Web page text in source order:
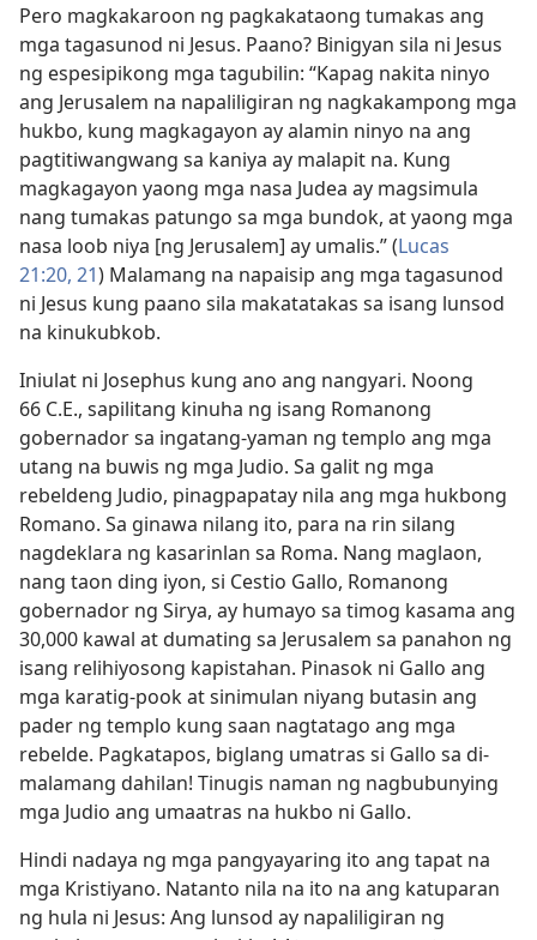
Pero magkakaroon ng pagkakataong tumakas ang
mga tagasunod ni Jesus. Paano? Binigyan sila ni Jesus
ng espesipikong mga tagubilin: “Kapag nakita ninyo
ang Jerusalem na napaliligiran ng nagkakampong mga
hukbo, kung magkagayon ay alamin ninyo na ang
pagtitiwangwang sa kaniya ay malapit na. Kung
magkagayon yaong mga nasa Judea ay magsimula
nang tumakas patungo sa mga bundok, at yaong mga
nasa loob niya [ng Jerusalem] ay umalis.” (Lucas
21:20, 21) Malamang na napaisip ang mga tagasunod
ni Jesus kung paano sila makatatakas sa isang lunsod
na kinukubkob.
Iniulat ni Josephus kung ano ang nangyari. Noong
66 C.E., sapilitang kinuha ng isang Romanong
gobernador sa ingatang-yaman ng templo ang mga
utang na buwis ng mga Judio. Sa galit ng mga
rebeldeng Judio, pinagpapatay nila ang mga hukbong
Romano. Sa ginawa nilang ito, para na rin silang
nagdeklara ng kasarinlan sa Roma. Nang maglaon,
nang taon ding iyon, si Cestio Gallo, Romanong
gobernador ng Sirya, ay humayo sa timog kasama ang
30,000 kawal at dumating sa Jerusalem sa panahon ng
isang relihiyosong kapistahan. Pinasok ni Gallo ang
mga karatig-pook at sinimulan niyang butasin ang
pader ng templo kung saan nagtatago ang mga
rebelde. Pagkatapos, biglang umatras si Gallo sa di-
malamang dahilan! Tinugis naman ng nagbubunying
mga Judio ang umaatras na hukbo ni Gallo.
Hindi nadaya ng mga pangyayaring ito ang tapat na
mga Kristiyano. Natanto nila na ito na ang katuparan
ng hula ni Jesus: Ang lunsod ay napaliligiran ng